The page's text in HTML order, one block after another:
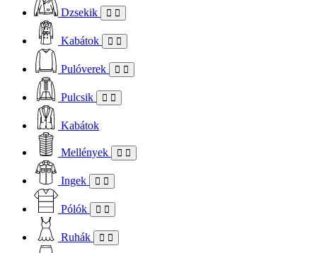
Dzsekik
Kabátok
Pulóverek
Pulcsik
Kabátok
Mellények
Ingek
Pólók
Ruhák